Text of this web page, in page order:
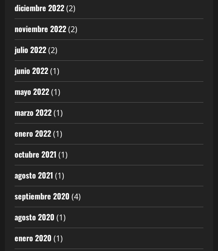
diciembre 2022(2)
noviembre 2022(2)
julio 2022(2)
junio 2022(1)
mayo 2022(1)
marzo 2022(1)
enero 2022(1)
octubre 2021 (1)
agosto 2021 (1)
septiembre 2020 (4)
agosto 2020 (1)
enero 2020 (1)